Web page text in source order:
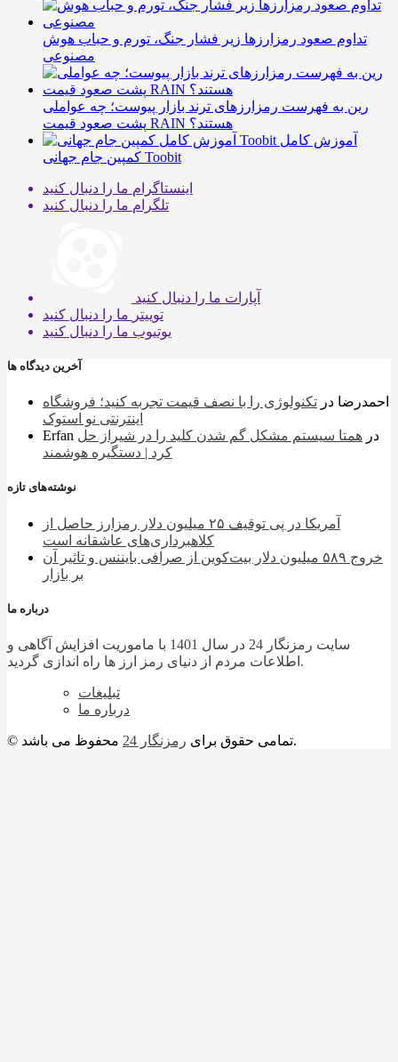
تداوم صعود رمزارزها زیر فشار جنگ، تورم و حباب هوش
مصنوعی
رین به فهرست رمزارزهای ترند بازار پیوست؛ چه عواملی
پشت صعود قیمت RAIN هستند؟
آموزش کامل
کمپین جام جهانی Toobit
اینستاگرام ما را دنبال کنید
تلگرام ما را دنبال کنید
آپارات ما را دنبال کنید
توییتر ما را دنبال کنید
یوتیوب ما را دنبال کنید
آخرین دیدگاه ها
احمدرضا در تکنولوژی را با نصف قیمت تجربه کنید؛ فروشگاه
اینترنتی نو استوک
Erfan
در همتا سیستم مشکل گم شدن کلید را در شیراز حل
کرد | دستگیره هوشمند
نوشته‌های تازه
آمریکا در پی توقیف ۲۵ میلیون دلار رمزارز حاصل از
کلاهبرداری‌های عاشقانه است
خروج ۵۸۹ میلیون دلار بیت‌کوین از صرافی بایننس و تاثیر آن
بر بازار
درباره ما
سایت رمزنگار 24 در سال 1401 با ماموریت افزایش آگاهی و
اطلاعات مردم از دنیای رمز ارز ها راه اندازی گردید.
تبلیغات
درباره ما
© تمامی حقوق برای رمزنگار 24 محفوظ می باشد.